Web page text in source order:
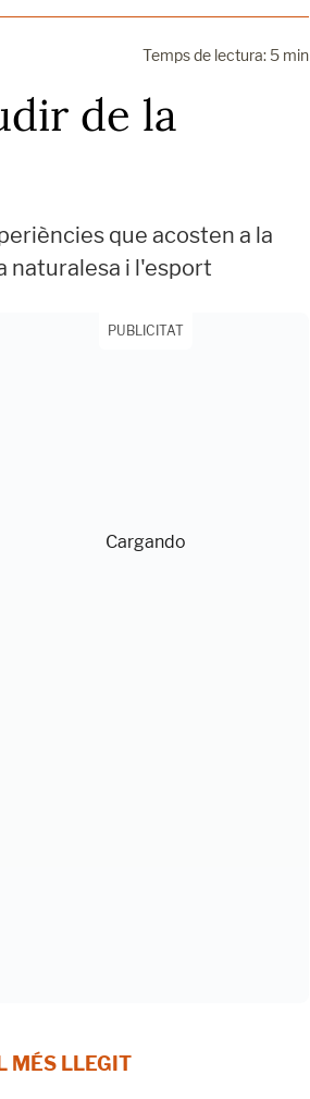
Temps de lectura: 5 min
de la
que acosten a la
naturalesa i l'esport
PUBLICITAT
MÉS LLEGIT